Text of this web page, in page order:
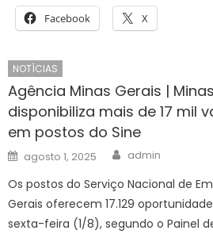
Facebook X
NOTÍCIAS
Agência Minas Gerais |
disponibiliza mais de 17 mil
em postos do Sine
Posted
on
agosto 1, 2025 Author
admin
Os postos do Serviço Nacional de
Gerais oferecem 17.129
sexta-feira (1/8), segundo o Painel